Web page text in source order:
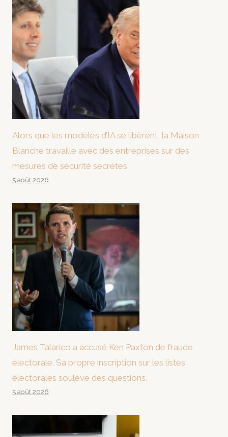
Alors que les modèles d’IA se libèrent, la Maison
Blanche travaille avec des entreprises sur des
mesures de sécurité secrètes
5 août 2026
James Talarico a accusé Ken Paxton de fraude
électorale. Sa propre inscription sur les listes
électorales soulève des questions.
5 août 2026